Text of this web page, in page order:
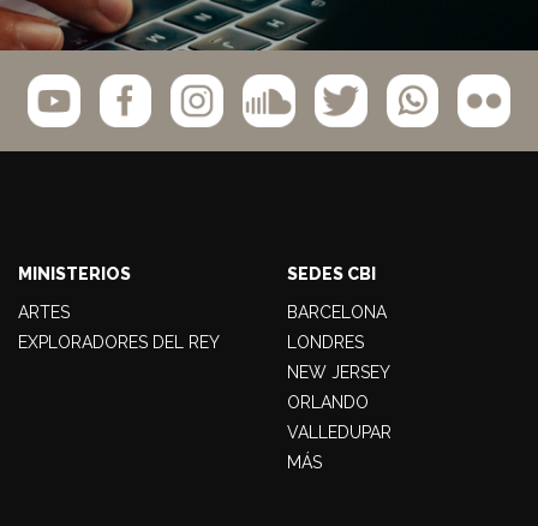
MINISTERIOS
ARTES
EXPLORADORES DEL REY
SEDES CBI
BARCELONA
LONDRES
NEW JERSEY
ORLANDO
VALLEDUPAR
MÁS